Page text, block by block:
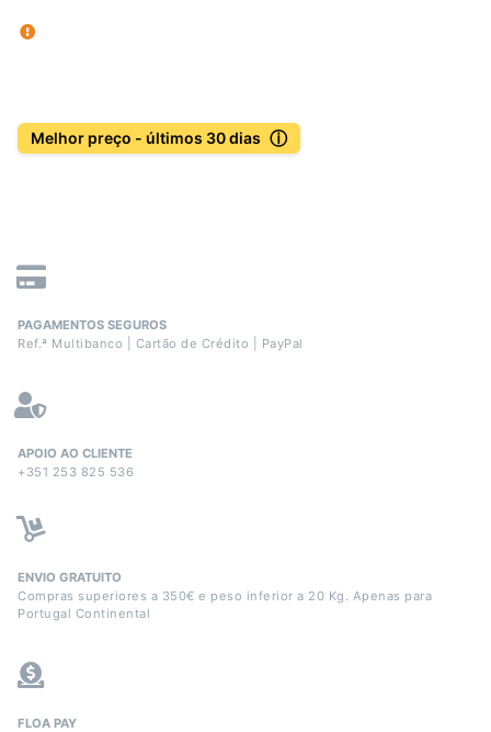
Melhor preço - últimos 30 dias ⓘ
PAGAMENTOS SEGUROS
Ref.ª Multibanco | Cartão de Crédito | PayPal
APOIO AO CLIENTE
+351 253 825 536
ENVIO GRATUITO
Compras superiores a 350€ e peso inferior a 20 Kg. Apenas para
Portugal Continental
FLOA PAY